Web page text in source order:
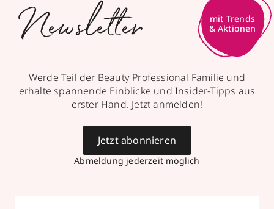
Newsletter
mit Trends
& Aktionen
Werde Teil der Beauty Professional Familie und
erhalte spannende Einblicke und Insider-Tipps aus
erster Hand. Jetzt anmelden!
Abmeldung jederzeit möglich
Jetzt abonnieren